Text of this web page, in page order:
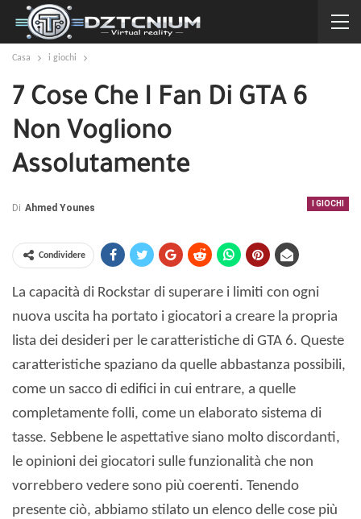
Casa i giochi
7 Cose Che I Fan Di GTA 6
Non Vogliono
Assolutamente
I GIOCHI
Di Ahmed Younes
Condividere
La capacità di Rockstar di superare i limiti con ogni
nuova uscita ha portato i giocatori a creare la propria
lista dei desideri per le caratteristiche di GTA 6. Queste
caratteristiche spaziano da quelle abbastanza possibili,
come un sacco di edifici in cui entrare, a quelle
completamente folli, come un elaborato sistema di
tasse. Sebbene le aspettative siano molto discordanti,
le opinioni dei giocatori sulle funzionalità che non
vorrebbero vedere sono più coerenti. Tenendo
presente ciò, abbiamo stilato un elenco delle cose più